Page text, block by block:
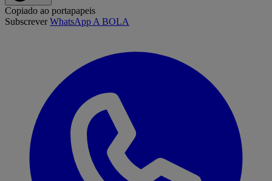
Copiado ao portapapeis
SubscreverWhatsApp A BOLA